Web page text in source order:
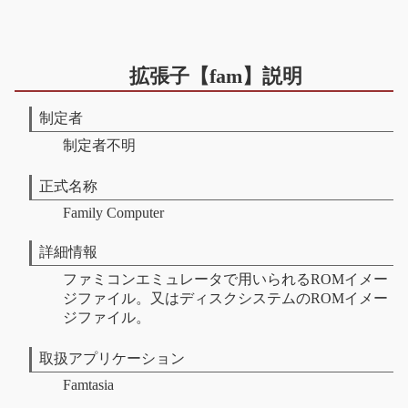
拡張子【fam】説明
制定者
制定者不明
正式名称
Family Computer
詳細情報
ファミコンエミュレータで用いられるROMイメー
ジファイル。又はディスクシステムのROMイメー
ジファイル。
取扱アプリケーション
Famtasia